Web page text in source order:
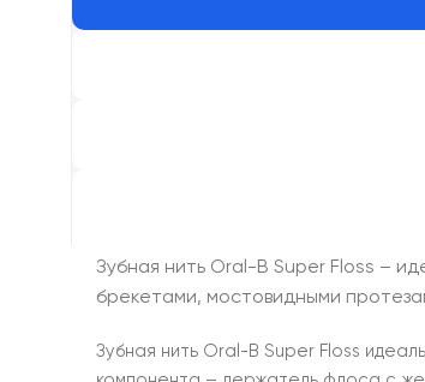
Зубная нить Oral-B Super Floss –
брекетами, мостовидными
Зубная нить Oral-B Super Floss